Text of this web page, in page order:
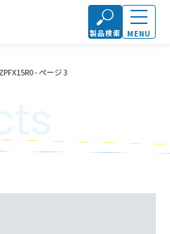
製品検索 MENU
-ページ 3